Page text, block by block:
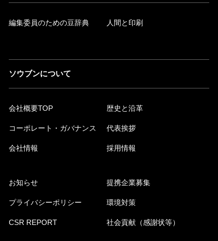
編集委員のための豆辞典 人間と印刷
ソウブンについて
会社概要TOP 歴史と沿革
コーポレート・ガバナンス 代表挨拶
会社情報 採用情報
お知らせ 提携企業募集
プライバシーポリシー 環境対策
CSR REPORT 社会貢献（感謝状等）